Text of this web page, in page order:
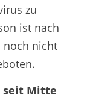
zu
ist nach
noch nicht
seit Mitte